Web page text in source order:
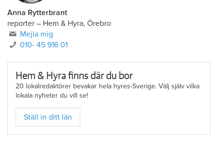
Anna Rytterbrant
reporter–Hem & Hyra, Örebro
Mejla mig
Hem & Hyra finns där du bor
20 lokalredaktörer bevakar hela hyres-Sverige. Välj själv vilka
lokala nyheter du vill se!
Ställ in ditt län